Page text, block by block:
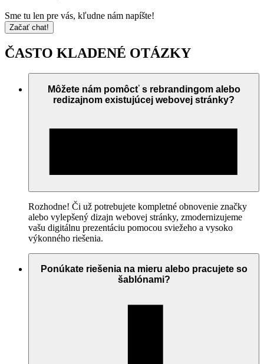
Sme tu len pre vás, kľudne nám napíšte!
Začať chat!
ČASTO KLADENÉ OTÁZKY
Môžete nám pomôcť s rebrandingom alebo
redizajnom existujúcej webovej stránky?
Rozhodne! Či už potrebujete kompletné obnovenie značky
alebo vylepšený dizajn webovej stránky, zmodernizujeme
vašu digitálnu prezentáciu pomocou sviežeho a vysoko
výkonného riešenia.
Ponúkate riešenia na mieru alebo pracujete so
šablónami?